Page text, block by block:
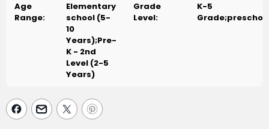
Age
Range:
Elementary
school (5-
10
Years);Pre-
K - 2nd
Level (2-5
Years)
Grade
Level:
K-5